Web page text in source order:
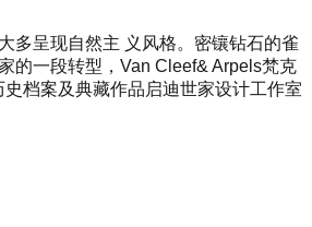
多呈现自然主 义风格。密镶钻石的雀
的一段转型，Van Cleef& Arpels梵克
档案及典藏作品启迪世家设计工作室